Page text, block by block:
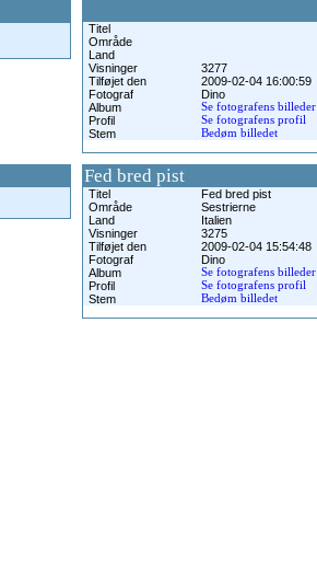
Titel
Område
Land
Visninger
3277
Tilføjet den
2009-02-04 16:00:59
Fotograf
Dino
Album
Se fotografens billeder
Profil Se fotografens profil
Stem
Bedøm billedet
Fed bred pist
Titel
Fed bred pist
Område
Sestrierne
Land
Italien
Visninger
3275
Tilføjet den
2009-02-04 15:54:48
Fotograf
Dino
Album
Se fotografens billeder
Profil Se fotografens profil
Stem
Bedøm billedet